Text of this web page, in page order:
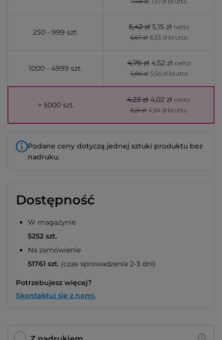
250 - 999 szt.
5,42 zł 5,15 zł netto
6,67 zł 6,33 zł brutto
1000 - 4999 szt.
4,76 zł 4,52 zł netto
5,86 zł 5,56 zł brutto
> 5000 szt.
4,23 zł 4,02 zł netto
5,21 zł 4,94 zł brutto
Podane ceny dotyczą jednej sztuki produktu bez
nadruku.
Dostępność
W magazynie
5252 szt.
Na zamówienie
51761 szt. (czas sprowadzenia 2-3 dni)
Potrzebujesz więcej?
Skontaktuj się z nami.